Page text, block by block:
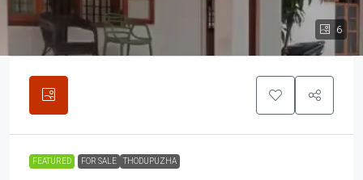
6
FEATURED FOR SALE THODUPUZHA